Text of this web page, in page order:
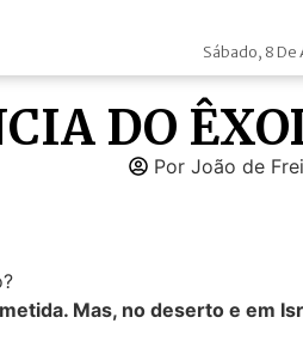
Sábado, 8
DO
Por João de
Mas, no deserto e em